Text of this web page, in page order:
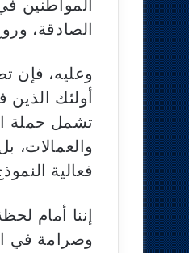
المواطنين
الصادقة،
وعليه، فإن
أولئك
تشمل حملة
والعمالات،
فعالية
إننا أمام
وصرامة في